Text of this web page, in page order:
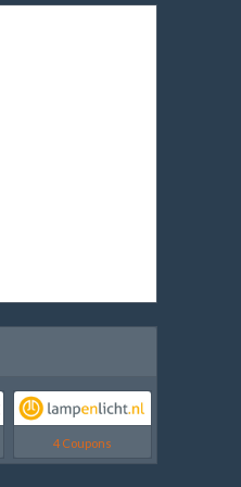
4 Coupons